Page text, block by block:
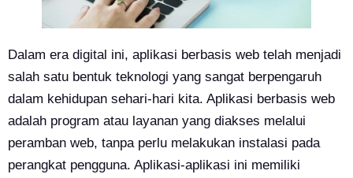
Dalam era digital ini, aplikasi berbasis web telah menjadi
salah satu bentuk teknologi yang sangat berpengaruh
dalam kehidupan sehari-hari kita. Aplikasi berbasis web
adalah program atau layanan yang diakses melalui
peramban web, tanpa perlu melakukan instalasi pada
perangkat pengguna. Aplikasi-aplikasi ini memiliki